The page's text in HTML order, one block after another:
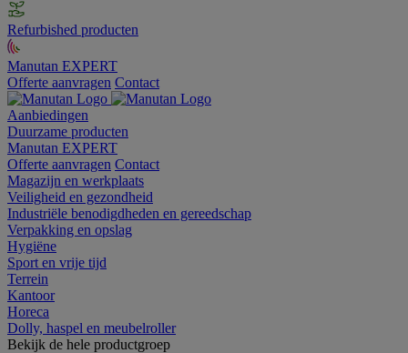
Refurbished producten
Manutan EXPERT
Offerte aanvragen Contact
Aanbiedingen
Duurzame producten
Manutan EXPERT
Offerte aanvragen Contact
Magazijn en werkplaats
Veiligheid en gezondheid
Industriële benodigdheden en gereedschap
Verpakking en opslag
Hygiëne
Sport en vrije tijd
Terrein
Kantoor
Horeca
Dolly, haspel en meubelroller
Bekijk de hele productgroep